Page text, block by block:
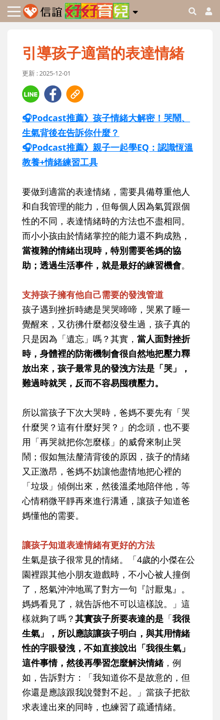
引導孩子適當的表達情緒
更新 : 2025-12-01
🎧Podcast推薦》孩子情緒大解密！哭鬧、
生氣背後在告訴你什麼？
🎧Podcast推薦》親子一起學EQ：認識恆溫
教養+情緒練習工具
要做到適當的表達情緒，需要具備尊重他人
和自我管理的能力，但每個人因為氣質跟個
性的不同，表達情緒時的方法也不盡相同。
而小小孩由於情緒掌控的能力還不夠成熟，
當複雜的情緒出現時，特別需要爸媽的協
助；透過生活事件，就是最好的練習機會。
支持孩子擁有他自己需要的發洩管道
孩子遇到挫折時總是哭哭啼啼，哭累了睡一
覺醒來，又彷彿什麼都沒發生過，孩子真的
只是因為「遺忘」嗎？其實， 當人面對挫折
時，身體裡的防衛機制會很自然地把壓力釋
放出來，孩子最常見的發洩方法是「哭」，
難過時就哭，反而不容易囤積壓力。
所以當孩子下次大哭時，爸媽不要先有「哭
什麼哭？這有什麼好哭？」的念頭，也不要
用「再哭就把你怎麼樣」的威脅來制止哭
鬧；假如無法釐清背後的原因，孩子的情緒
又正激昂，爸媽不妨讓他盡情地把心裡的
「垃圾」傾倒出來，然後溫柔地陪伴他，等
心情稍微平靜再來進行溝通，讓孩子知道爸
媽懂他的需要。
讓孩子知道表達情緒有更好的方法
生氣是孩子很常見的情緒。「4歲的小傑在公
園裡跟其他小朋友遊戲時，不小心被人撞倒
了，怒氣沖沖地罵了對方一句『討厭鬼』。
媽媽看見了，就告訴他不可以這樣說。」這
樣就夠了嗎？ 其實孩子所要表達的是 「我很
生氣」，所以應該讓孩子明白，與其用情緒
性的字眼發洩，不如直接說出「我很生氣」
這件事情，然後再學習怎麼解決情緒，例
如，告訴對方：「我知道你不是故意的，但
你還是應該跟我說聲對不起。」當孩子把欲
求表達出來的同時，也練習了疏通情緒。